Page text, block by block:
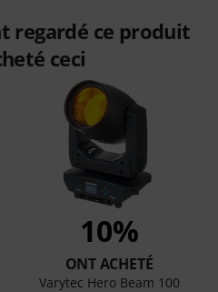
regardé ce produit
ceci
10%
ONT ACHETÉ
Varytec Hero Beam 100